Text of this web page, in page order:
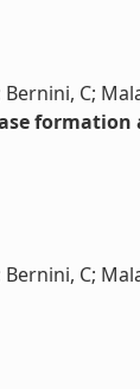
C;
formation
C;